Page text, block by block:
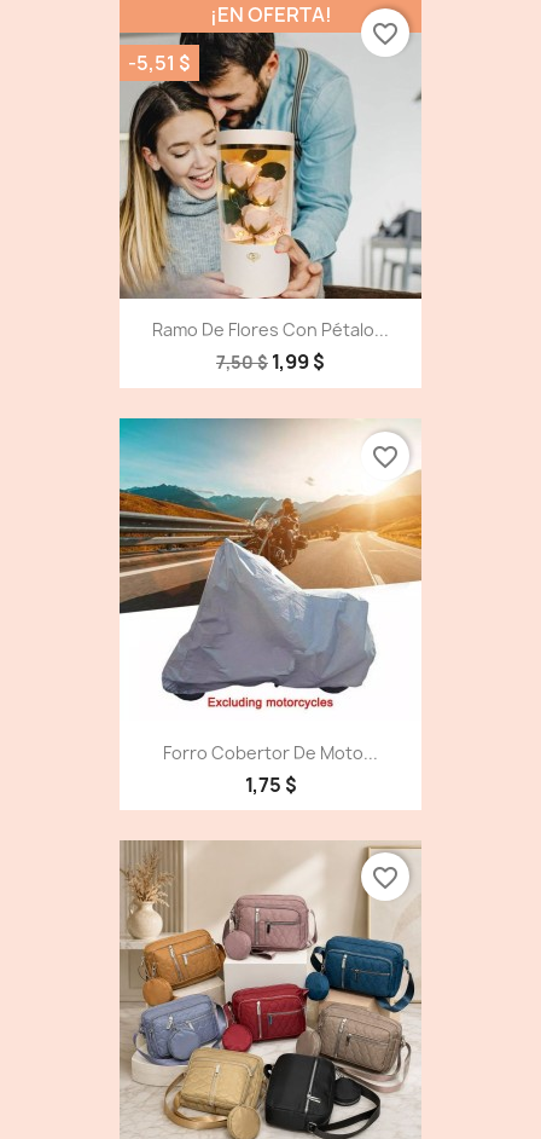
Ramo De Flores Con Pétalo...
7,50 $ 1,99 $
¡EN OFERTA!
-5,51 $
favorite_border
Forro Cobertor De Moto...
1,75 $
favorite_border
favorite_border